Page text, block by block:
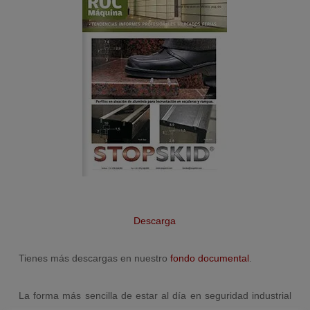
Descarga
Tienes más descargas en nuestro fondo documental
La forma más sencilla de estar al día en seguridad industrial